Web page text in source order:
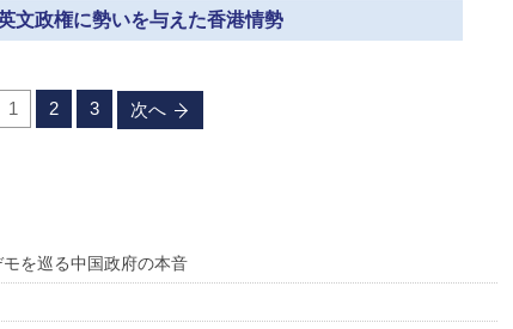
文政権に勢いを与えた香港情勢
1 2 3 次へ
を巡る中国政府の本音